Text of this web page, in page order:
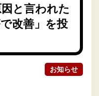
と言われた
改善」を投
お知らせ